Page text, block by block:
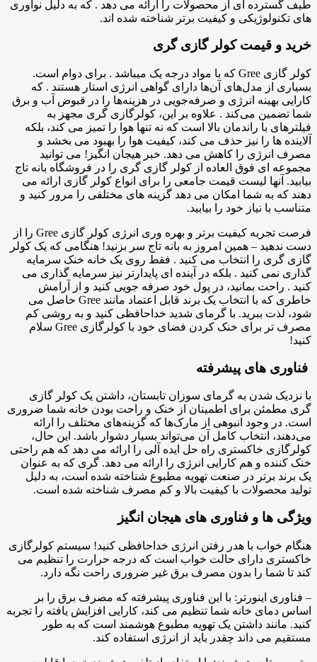
طیف گسترده ای از محصولات را ارائه می دهد . که به دلیل نوآوری
های تکنولوژیکی و کیفیت برتر شناخته شده اند.
خرید و قیمت کولر گازی گری
کولر گازی Gree که با مواد درجه یک میباشد . برای دوام است.
بسیاری از مدل‌های آن‌ها دارای گواهی انرژی استار هستند . که
کارایی بهینه انرژی و صرفه‌جویی در هزینه‌ها را در قبوض آب و برق
شما تضمین می‌کند . علاوه بر این، کولرگازی گری مجهز به
فیلترهای با راندمان بالا است که نه تنها هوا را تمیز می کند، بلکه
آلاینده ها را نیز حذف می کند، کیفیت هوا را بهبود می بخشد و
مصرف انرژی را کاهش می دهد. خبر هیجان انگیز! می توانید
مجموعه ای فوق العاده از کولر گازی گری را در فروشگاه بانه تاج
بیابید. آنها لیست قیمت جامعی را برای انواع کولر گازی ارائه می
دهند که به شما امکان می دهد گزینه های مختلفی را مرور کنید و
متناسب با نیاز خود را بیابید.
فرصت تجربه کیفیت برتر و بهره وری انرژی کولر گازی Gree را از
دست ندهید – همین امروز به بانه تاج سر بزنید! هنگامی که یک کولر
گازی گری را انتخاب می کنید . فقط روی یک خانه خنک سرمایه
گذاری نمی کنید . بلکه در آینده ای پایدارتر نیز سرمایه گذاری می
کنید . راحت بمانید، در پول خود صرفه جویی کنید و از آرامش
خاطری که با انتخاب یک برند قابل اعتماد مانند Gree حاصل می
شود، لذت ببرید. با گرمای شدید خداحافظی کنید و به روشی کم
مصرف تر برای خنک کردن فضای خود با کولرگازی Gree سلام
کنید!
فناوری های پیشرفته
با نزدیک شدن به گرمای سوزان تابستان، داشتن یک کولر گازی
گری مطمئن برای اطمینان از خنک و راحت بودن خانه شما ضروری
است. در وجود انبوهی از مارک‌ها که گزینه‌های مختلف را ارائه
می‌دهند، انتخاب کامل آن می‌تواند بسیار دشوار باشد. این حال،
کولرگازی خاکستری راه حل ایده آلی را ارائه می دهد که هم راحتی
خنک کننده و هم کارایی انرژی را ارائه می دهد. گری که به عنوان
یک برند برتر در صنعت تهویه مطبوع شناخته شده است، به دلیل
تولید محصولات با کیفیت بالا و کم مصرف شناخته شده است.
ویژگی ها و فناوری های هیجان انگیز
هنگام خواب با هدر رفتن انرژی خداحافظی کنید! سیستم کولرگازی
خاکستری دارای حالت خواب است که درجه حرارت را تنظیم می
کند تا شما را بدون مصرف برق غیر ضروری راحت نگه دارد.
– فناوری اینورتر: با این فناوری پیشرفته که مصرف برق را بر
اساس دمای خانه شما تنظیم می کند، کارایی افزایش یافته را تجربه
کنید. مانند داشتن یک تهویه مطبوع هوشمند است که به طور
مستقیم می داند چقدر باید از انرژی استفاده کند.